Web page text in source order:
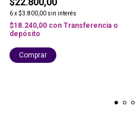
$22.800,00
6x$3.800,00 sin interés
$18.240,00 con Transferencia o
depósito
Comprar